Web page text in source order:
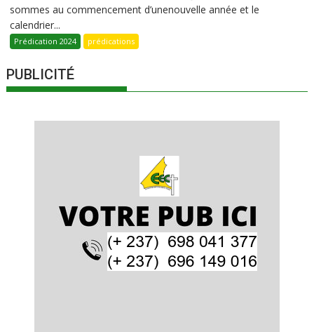
sommes au commencement d’unenouvelle année et le
calendrier...
Prédication 2024 prédications
PUBLICITÉ